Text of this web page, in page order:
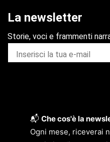
📬 Che cos'è la
Ogni mese, riceverai